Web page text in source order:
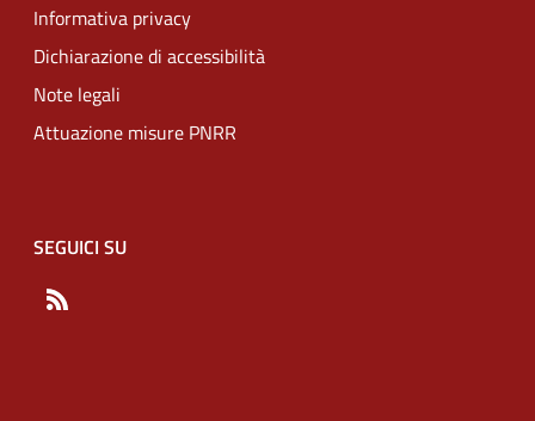
Informativa privacy
Dichiarazione di accessibilità
Note legali
Attuazione misure PNRR
SEGUICI SU